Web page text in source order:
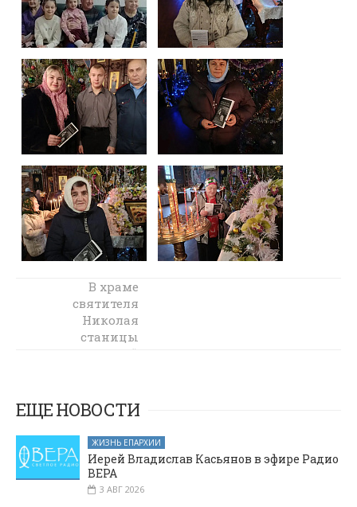
В Родионово-
Несветайской
прошли
праздничные
мероприятия в
В храме
святителя
Николая
станицы
Багаевской
утренник для
детей и их
родителей
ЕЩЕ НОВОСТИ
ЖИЗНЬ ЕПАРХИИ
Иерей Владислав Касьянов в эфире Радио
ВЕРА
3 АВГ 2026